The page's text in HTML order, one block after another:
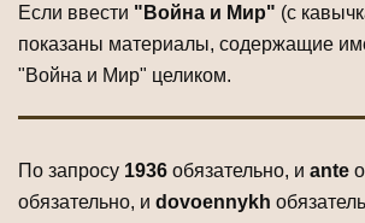
Если ввести "Война и Мир" (с
показаны материалы, содержащие
"Война и Мир" целиком.
По запросу 1936 обязательно, и ante
обязательно, и dovoennykh